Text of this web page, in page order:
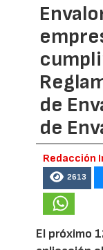
de
de
Redacción
2613
El próximo